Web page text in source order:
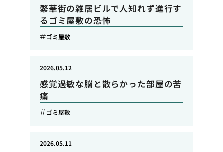
繁華街の雑居ビルで人知れず進行す
るゴミ屋敷の恐怖
ゴミ屋敷
感覚過敏な脳と散らかった部屋の苦
痛
2026.05.12
ゴミ屋敷
2026.05.11